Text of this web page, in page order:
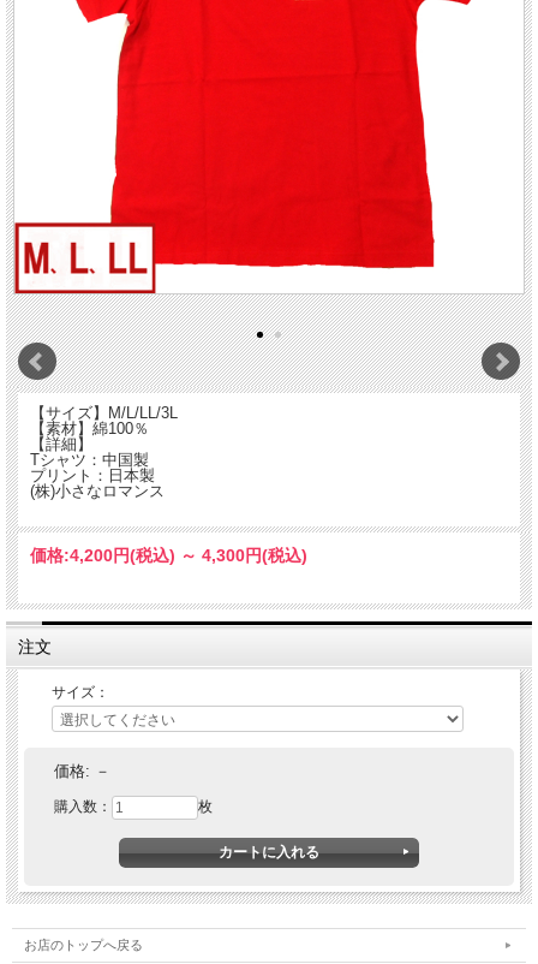
【サイズ】M/L/LL/3L
【素材】綿100％
【詳細】
Tシャツ：中国製
プリント：日本製
(株)小さなロマンス
価格:4,200円(税込) ～ 4,300円(税込)
注文
サイズ：
価格: －
購入数： 枚
お店のトップへ戻る